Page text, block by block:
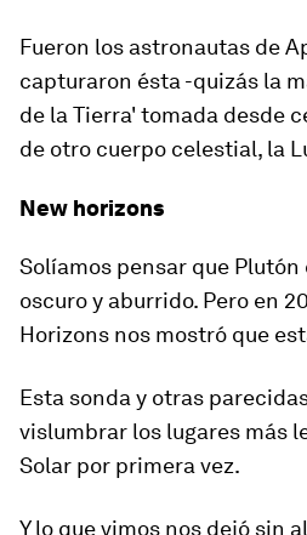
Fueron los astronautas de
capturaron ésta -quizás la
de la Tierra' tomada desde
de otro cuerpo celestial, la
New horizons
Solíamos pensar que
oscuro y aburrido. Pero en
Horizons nos mostró que
Esta sonda y otras
vislumbrar los lugares más
Solar por primera vez.
Y lo que vimos nos dejó sin